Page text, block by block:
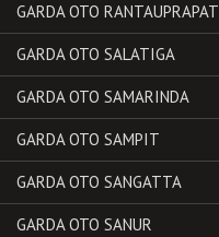
GARDA OTO RANTAUPRAPAT
GARDA OTO SALATIGA
GARDA OTO SAMARINDA
GARDA OTO SAMPIT
GARDA OTO SANGATTA
GARDA OTO SANUR